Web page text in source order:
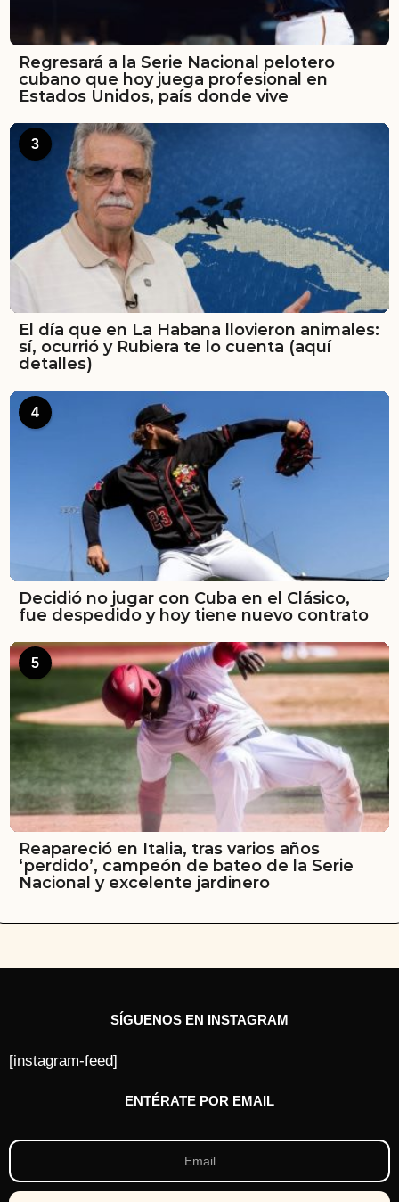
Regresará a la Serie Nacional pelotero
cubano que hoy juega profesional en
Estados Unidos, país donde vive
3
El día que en La Habana llovieron animales:
sí, ocurrió y Rubiera te lo cuenta (aquí
detalles)
4
Decidió no jugar con Cuba en el Clásico,
fue despedido y hoy tiene nuevo contrato
5
Reapareció en Italia, tras varios años
‘perdido’, campeón de bateo de la Serie
Nacional y excelente jardinero
SÍGUENOS EN INSTAGRAM
[instagram-feed]
ENTÉRATE POR EMAIL